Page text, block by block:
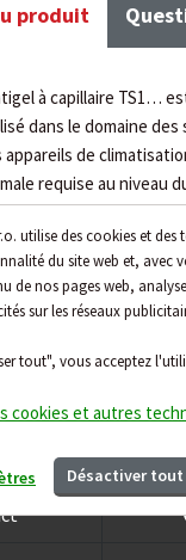
utilise des cookies et
du site web et, avec
de nos pages web,
sur les réseaux
tout", vous acceptez
cookies et autres
Désactiver tout
produit
à capillaire TS1…
dans le domaine des
de
requise au niveau
+4,5 °C...+20 °C
6m